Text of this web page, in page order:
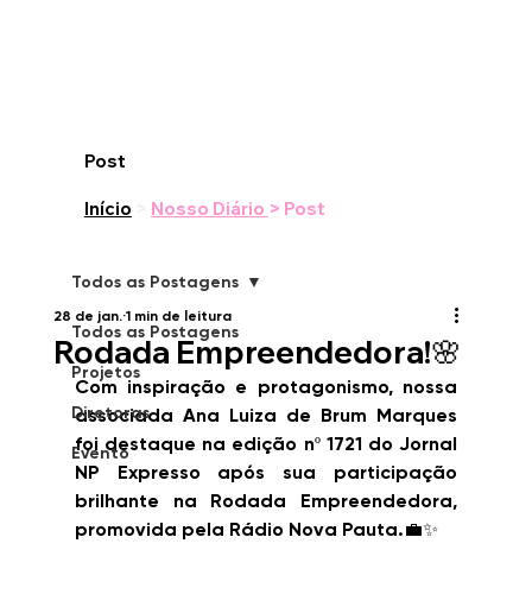
Início Nosso Diário > Post
Post
Todos as Postagens
Projetos
Diretoras
Evento
Todos as Postagens
Rodada Empreendedora!🌸
28 de jan. 1 min de leitura
Com inspiração e protagonismo, nossa
associada Ana Luiza de Brum Marques
foi destaque na edição nº 1721 do Jornal
NP Expresso após sua participação
brilhante na Rodada Empreendedora,
promovida pela Rádio Nova Pauta.💼✨